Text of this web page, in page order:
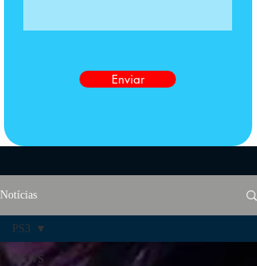
Enviar
Notícias
NEWS
PS3